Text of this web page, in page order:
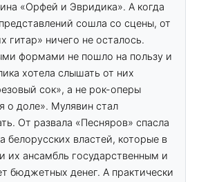
«Орфей и Эвридика». А когда
сошла со сцены, от
ничего не осталось.
формами не пошло на пользу и
хотела слышать от них
сок», а не рок-оперы
о доле». Мулявин стал
От развала «Песняров» спасла
белорусских властей, которые в
их ансамбль государственным и
бюджетных денег. А практически